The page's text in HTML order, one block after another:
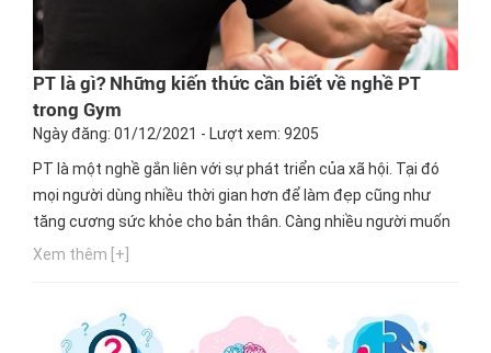
PT là gì? Những kiến thức cần biết về nghề PT
trong Gym
Ngày đăng: 01/12/2021 - Lượt xem: 9205
PT là một nghề gắn liên với sự phát triển của xã hội. Tại đó
mọi người dùng nhiều thời gian hơn để làm đẹp cũng như
tăng cương sức khỏe cho bản thân. Càng nhiều người muốn
làm đẹp bản thân bằng Gym thì thu nhập dành cho PT lại
Xem thêm [+]